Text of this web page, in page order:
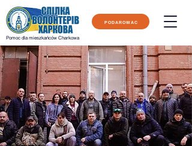
PODAROWAĆ
Pomoc dla mieszkańców Charkowa